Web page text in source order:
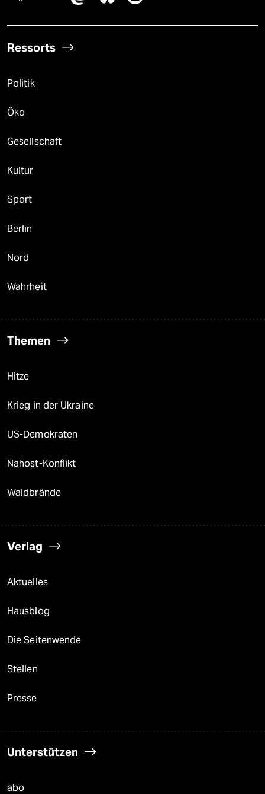
Ressorts
Politik
Öko
Gesellschaft
Kultur
Sport
Berlin
Nord
Wahrheit
Themen
Hitze
Krieg in der Ukraine
US-Demokraten
Nahost-Konflikt
Waldbrände
Verlag
Aktuelles
Hausblog
Die Seitenwende
Stellen
Presse
Unterstützen
abo